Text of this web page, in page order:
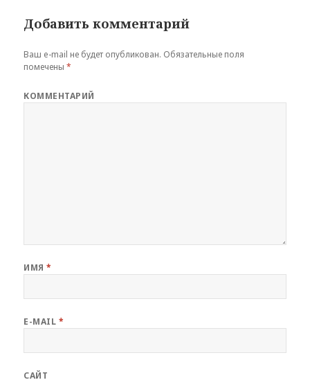
Добавить комментарий
Ваш e-mail не будет опубликован. Обязательные поля
помечены*
КОММЕНТАРИЙ
ИМЯ*
E-MAIL *
САЙТ